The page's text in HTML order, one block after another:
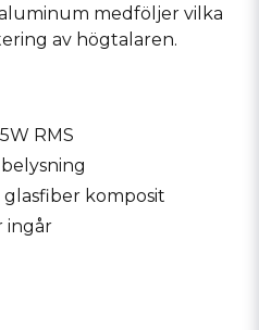
medföljer vilka
av högtalaren.
RMS
komposit
ingår